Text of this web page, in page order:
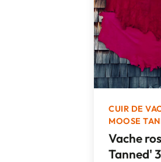
CUIR DE
MOOSE
Vache
Tanned'